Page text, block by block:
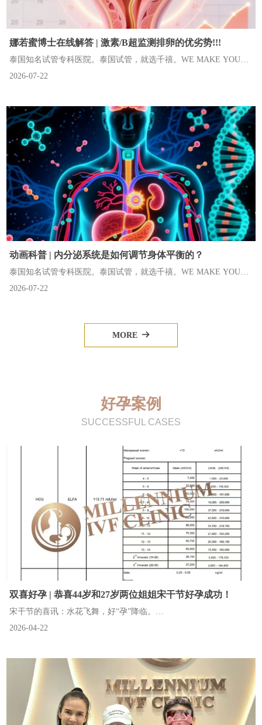
MORE 뀠
好孕案例
SUCCESSFUL CASES
双喜好孕 | 恭喜44岁和27岁两位姐姐宋干节好孕成功！
宋干节的喜讯：水花飞舞，好“孕”降临。
今天院里依然忙碌，两对客人验孕成功啦，恭喜这两对勇敢的父
2026-04-22
娜若蜜博士在线解答 | 激素/B超监测排卵的优劣势!!!
泰国知名试管专科医院。泰国试管，就选千禧。WE MAKE YOUR
DREAMS COME TRUE.
2026-07-22
动画科普 | 内分泌系统是如何调节身体平衡的？
泰国知名试管专科医院。泰国试管，就选千禧。WE MAKE YOUR
DREAMS COME TRUE.
2026-07-22